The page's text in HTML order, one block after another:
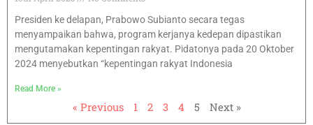
Presiden ke delapan, Prabowo Subianto secara tegas
menyampaikan bahwa, program kerjanya kedepan dipastikan
mengutamakan kepentingan rakyat. Pidatonya pada 20 Oktober
2024 menyebutkan “kepentingan rakyat Indonesia
Read More »
« Previous 1 2 3 4 5 Next »